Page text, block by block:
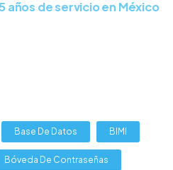
años de servicio en México
Base De Datos BIMI
Bóveda De Contraseñas